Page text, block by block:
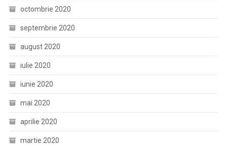
octombrie 2020
septembrie 2020
august 2020
iulie 2020
iunie 2020
mai 2020
aprilie 2020
martie 2020